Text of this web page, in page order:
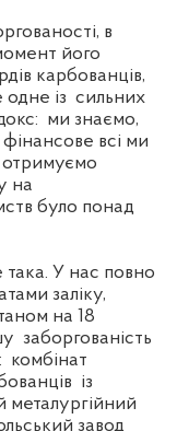
в
його
карбованців,
одне із сильних
ми знаємо,
всі ми
на
було понад
У нас повно
заліку,
на 18
заборгованість
комбінат
із
металургійний
завод